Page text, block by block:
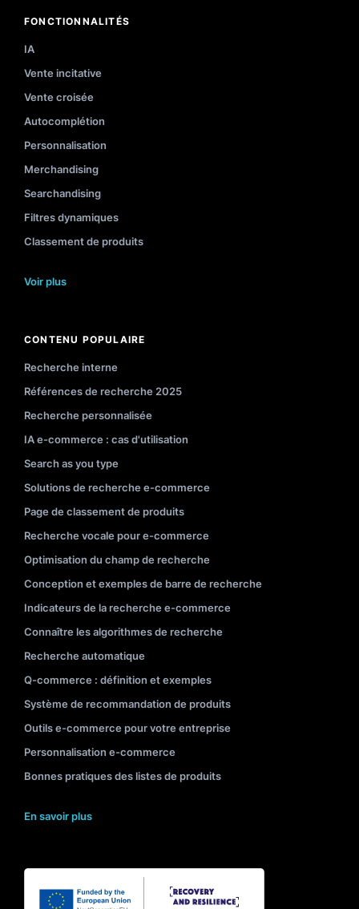
FONCTIONNALITÉS
IA
Vente incitative
Vente croisée
Autocomplétion
Personnalisation
Merchandising
Searchandising
Filtres dynamiques
Classement de produits
Voir plus
CONTENU POPULAIRE
Recherche interne
Références de recherche 2025
Recherche personnalisée
IA e-commerce : cas d'utilisation
Search as you type
Solutions de recherche e-commerce
Page de classement de produits
Recherche vocale pour e-commerce
Optimisation du champ de recherche
Conception et exemples de barre de recherche
Indicateurs de la recherche e-commerce
Connaître les algorithmes de recherche
Recherche automatique
Q-commerce : définition et exemples
Système de recommandation de produits
Outils e-commerce pour votre entreprise
Personnalisation e-commerce
Bonnes pratiques des listes de produits
En savoir plus